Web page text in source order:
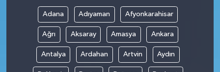
Adana Adıyaman Afyonkarahisar
Ağrı Aksaray Amasya Ankara
Antalya Ardahan Artvin Aydın